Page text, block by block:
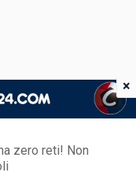
zero reti! Non
×